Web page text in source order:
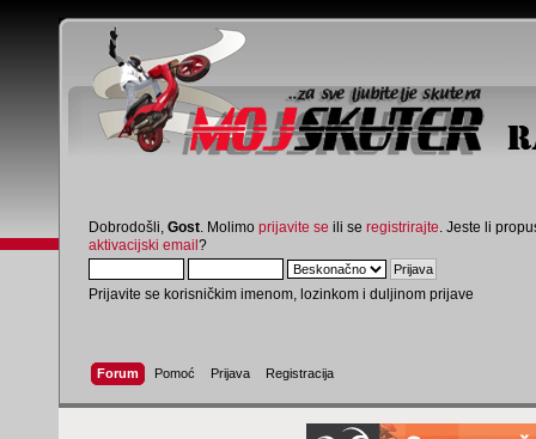
Dobrodošli, Gost . Molimo prijavite se ili se registrirajte . Jeste li
aktivacijski email?
Prijavite se korisničkim imenom, lozinkom i duljinom prijave
Forum Pomoć Prijava Registracija